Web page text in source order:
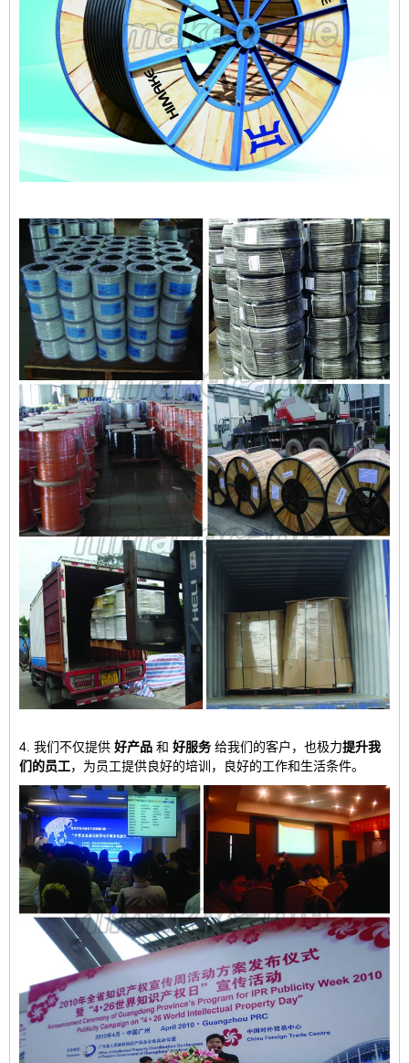
4. 我们不仅提供 好产品 和 好服务 给我们的客户，也极力提升我
们的员工，为员工提供良好的培训，良好的工作和生活条件。